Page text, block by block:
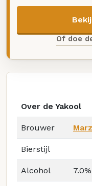
Of doe
Over de Yakool
Brouwer
Bierstijl
Alcohol 7.0%